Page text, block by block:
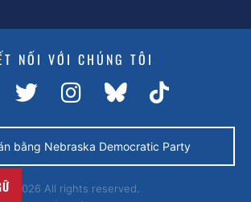
NỐI VỚI CHÚNG TÔI
bằng Nebraska Democratic Party
© 2026 All rights reserved.